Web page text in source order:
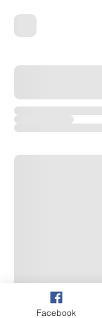
Facebook